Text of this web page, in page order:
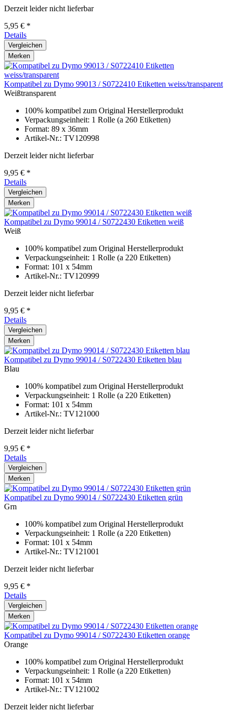
Derzeit leider nicht lieferbar
5,95 € *
Details
Vergleichen
Merken
Kompatibel zu Dymo 99013 / S0722410 Etiketten weiss/transparent
Weißtransparent
100% kompatibel zum Original Herstellerprodukt
Verpackungseinheit: 1 Rolle (a 260 Etiketten)
Format: 89 x 36mm
Artikel-Nr.: TV120998
Derzeit leider nicht lieferbar
9,95 € *
Details
Vergleichen
Merken
Kompatibel zu Dymo 99014 / S0722430 Etiketten weiß
Weiß
100% kompatibel zum Original Herstellerprodukt
Verpackungseinheit: 1 Rolle (a 220 Etiketten)
Format: 101 x 54mm
Artikel-Nr.: TV120999
Derzeit leider nicht lieferbar
9,95 € *
Details
Vergleichen
Merken
Kompatibel zu Dymo 99014 / S0722430 Etiketten blau
Blau
100% kompatibel zum Original Herstellerprodukt
Verpackungseinheit: 1 Rolle (a 220 Etiketten)
Format: 101 x 54mm
Artikel-Nr.: TV121000
Derzeit leider nicht lieferbar
9,95 € *
Details
Vergleichen
Merken
Kompatibel zu Dymo 99014 / S0722430 Etiketten grün
Grn
100% kompatibel zum Original Herstellerprodukt
Verpackungseinheit: 1 Rolle (a 220 Etiketten)
Format: 101 x 54mm
Artikel-Nr.: TV121001
Derzeit leider nicht lieferbar
9,95 € *
Details
Vergleichen
Merken
Kompatibel zu Dymo 99014 / S0722430 Etiketten orange
Orange
100% kompatibel zum Original Herstellerprodukt
Verpackungseinheit: 1 Rolle (a 220 Etiketten)
Format: 101 x 54mm
Artikel-Nr.: TV121002
Derzeit leider nicht lieferbar